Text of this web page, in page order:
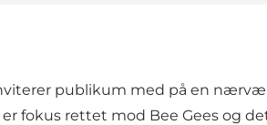
publikum med på en
fokus rettet mod Bee Gees og